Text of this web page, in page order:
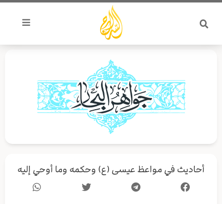
تخطي
المحتوى
أحاديث في مواعظ عيسى (ع) وحكمه وما أوحي إليه